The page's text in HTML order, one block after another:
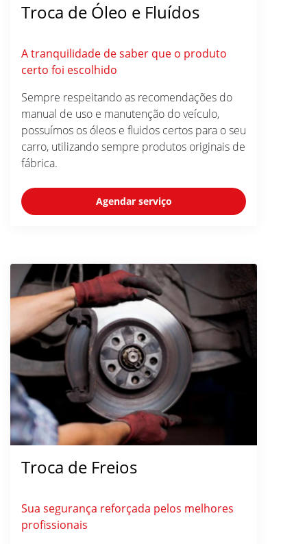
Troca de Óleo e Fluídos
A tranquilidade de saber que o produto
certo foi escolhido
Sempre respeitando as recomendações do
manual de uso e manutenção do veículo,
possuímos os óleos e fluidos certos para o seu
carro, utilizando sempre produtos originais de
fábrica.
Agendar serviço
Troca de Freios
Sua segurança reforçada pelos melhores
profissionais